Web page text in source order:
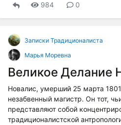
984 0
Записки Традиционалиста
Марья Моревна
Великое Делание
Новалис, умерший 25 марта
незабвенный магистр. Он тот,
представляют собой
традиционалистской